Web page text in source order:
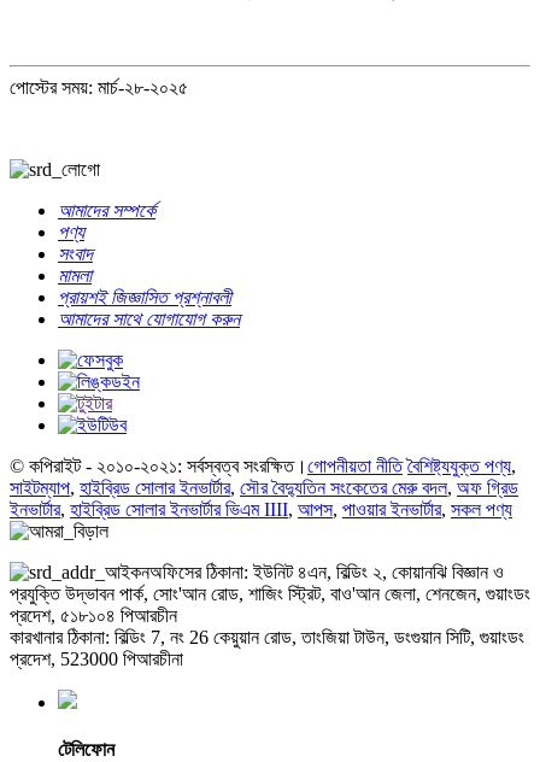
পোস্টের সময়: মার্চ-২৮-২০২৫
আমাদের সম্পর্কে
পণ্য
সংবাদ
মামলা
প্রায়শই জিজ্ঞাসিত প্রশ্নাবলী
আমাদের সাথে যোগাযোগ করুন
© কপিরাইট - ২০১০-২০২১: সর্বস্বত্ব সংরক্ষিত। গোপনীয়তা নীতি বৈশিষ্ট্যযুক্ত পণ্য,
সাইটম্যাপ, হাইব্রিড সোলার ইনভার্টার, সৌর বৈদ্যুতিন সংকেতের মেরু বদল, অফ গ্রিড
ইনভার্টার, হাইব্রিড সোলার ইনভার্টার ভিএম IIII, আপস, পাওয়ার ইনভার্টার, সকল পণ্য
অফিসের ঠিকানা: ইউনিট ৪এন, বিল্ডিং ২, কোয়ানঝি বিজ্ঞান ও
প্রযুক্তি উদ্ভাবন পার্ক, সোং'আন রোড, শাজিং স্ট্রিট, বাও'আন জেলা, শেনজেন, গুয়াংডং
প্রদেশ, ৫১৮১০৪ পিআরচীন
কারখানার ঠিকানা: বিল্ডিং 7, নং 26 কেয়ুয়ান রোড, তাংজিয়া টাউন, ডংগুয়ান সিটি, গুয়াংডং
প্রদেশ, 523000 পিআরচীনা
টেলিফোন